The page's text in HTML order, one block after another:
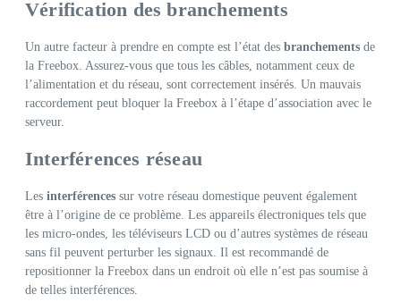
Vérification des branchements
Un autre facteur à prendre en compte est l’état des branchements de
la Freebox. Assurez-vous que tous les câbles, notamment ceux de
l’alimentation et du réseau, sont correctement insérés. Un mauvais
raccordement peut bloquer la Freebox à l’étape d’association avec le
serveur.
Interférences réseau
Les interférences sur votre réseau domestique peuvent également
être à l’origine de ce problème. Les appareils électroniques tels que
les micro-ondes, les téléviseurs LCD ou d’autres systèmes de réseau
sans fil peuvent perturber les signaux. Il est recommandé de
repositionner la Freebox dans un endroit où elle n’est pas soumise à
de telles interférences.